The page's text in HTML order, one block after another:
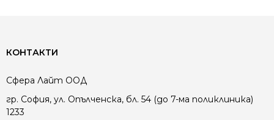
КОНТАКТИ
Сфера Лайт ООД
гр. София, ул. Опълченска, бл. 54 (до 7-ма поликлиника)
1233